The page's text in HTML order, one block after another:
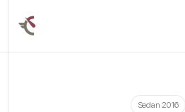
Sedan 2016